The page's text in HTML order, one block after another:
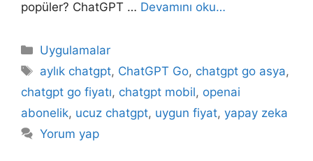
popüler? ChatGPT … Devamını oku…
Kategoriler
Uygulamalar
Etiketler
aylık chatgpt, ChatGPT Go, chatgpt go asya,
chatgpt go fiyatı, chatgpt mobil, openai
abonelik, ucuz chatgpt, uygun fiyat, yapay zeka
Yorum yap